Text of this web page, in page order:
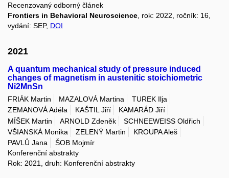
Recenzovaný odborný článek
Frontiers in Behavioral Neuroscience, rok: 2022, ročník: 16,
vydání: SEP, DOI
2021
A quantum mechanical study of pressure induced
changes of magnetism in austenitic stoichiometric
Ni2MnSn
FRIÁK Martin MAZALOVÁ Martina
TUREK Ilja
ZEMANOVÁ Adéla
KAŠTIL Jiří
KAMARÁD Jiří
MÍŠEK Martin
ARNOLD Zdeněk
SCHNEEWEISS Oldřich
VŠIANSKÁ Monika
ZELENÝ Martin
KROUPA Aleš
PAVLŮ Jana
ŠOB Mojmír
Konferenční abstrakty
Rok: 2021, druh: Konferenční abstrakty